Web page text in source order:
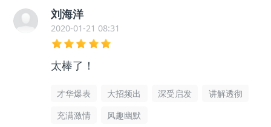
刘海洋
2020-01-21 08:31
太棒了！
才华爆表 大招频出 深受启发
讲解透彻
充满激情
风趣幽默